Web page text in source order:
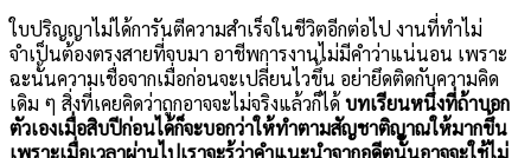
ใบปริญญาไม่ได้การันตีความสำเร็จในชีวิตอีกต่อไป งานที่ทำไม่
จำเป็นต้องตรงสายที่จบมา อาชีพการงานไม่มีคำว่าแน่นอน เพราะ
ฉะนั้นความเชื่อจากเมื่อก่อนจะเปลี่ยนไวขึ้น อย่ายึดติดกับความคิด
เดิม ๆ สิ่งที่เคยคิดว่าถูกอาจจะไม่จริงแล้วก็ได้ บทเรียนหนึ่งที่ถ้าบอก
ตัวเองเมื่อสิบปีก่อนได้ก็จะบอกว่าให้ทำตามสัญชาติญาณให้มากขึ้น
เพราะเมื่อเวลาผ่านไปเราจะรู้ว่าคำแนะนำจากอดีตนั้นอาจจะใช้ไม่